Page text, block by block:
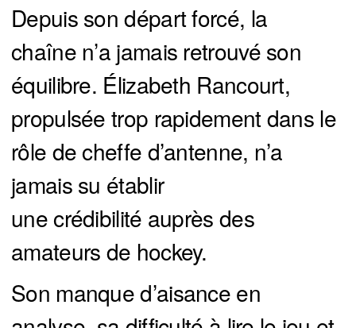
Depuis son départ forcé, la
chaîne n’a jamais retrouvé son
équilibre. Élizabeth Rancourt,
propulsée trop rapidement dans le
rôle de cheffe d’antenne, n’a
jamais su établir
une crédibilité auprès des
amateurs de hockey.
Son manque d’aisance en